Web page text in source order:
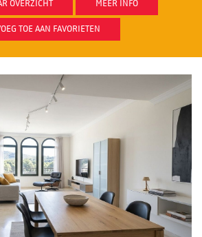
OVERZICHT MEER INFO
TOE AAN FAVORIETEN